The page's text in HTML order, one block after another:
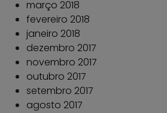
março 2018
fevereiro 2018
janeiro 2018
dezembro 2017
novembro 2017
outubro 2017
setembro 2017
agosto 2017